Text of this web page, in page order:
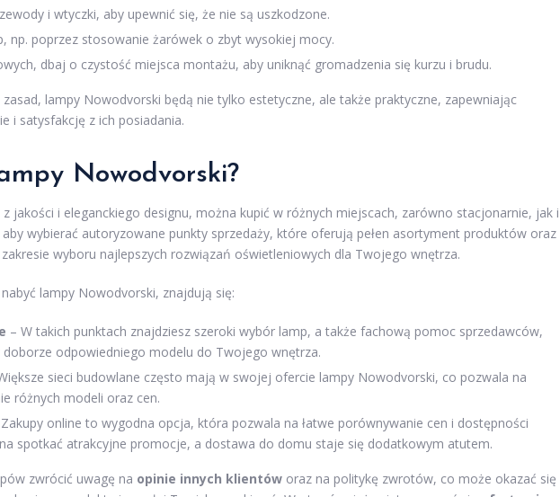
i wtyczki, aby upewnić się, że nie są uszkodzone.
np. poprzez stosowanie żarówek o zbyt wysokiej mocy.
dbaj o czystość miejsca montażu, aby uniknąć gromadzenia się kurzu i brudu.
lampy Nowodvorski będą nie tylko estetyczne, ale także praktyczne, zapewniając
i satysfakcję z ich posiadania.
Nowodvorski?
jakości i eleganckiego designu, można kupić w różnych miejscach, zarówno stacjonarnie, jak i
wybierać autoryzowane punkty sprzedaży, które oferują pełen asortyment produktów oraz
wyboru najlepszych rozwiązań oświetleniowych dla Twojego wnętrza.
lampy Nowodvorski, znajdują się:
– W takich punktach znajdziesz szeroki wybór lamp, a także fachową pomoc sprzedawców,
odpowiedniego modelu do Twojego wnętrza.
sieci budowlane często mają w swojej ofercie lampy Nowodvorski, co pozwala na
różnych modeli oraz cen.
online to wygodna opcja, która pozwala na łatwe porównywanie cen i dostępności
spotkać atrakcyjne promocje, a dostawa do domu staje się dodatkowym atutem.
zwrócić uwagę na opinie innych klientów oraz na politykę zwrotów, co może okazać się